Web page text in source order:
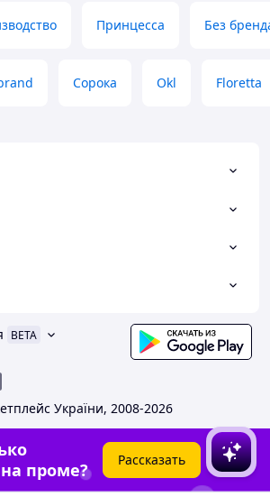
Принцесса Без
Сорока Okl Floretta
BETA
України, 2008-2026
проме?
Рассказать